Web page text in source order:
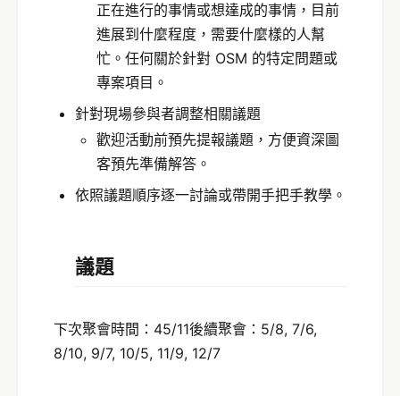
正在進行的事情或想達成的事情，目前
進展到什麼程度，需要什麼樣的人幫
忙。任何關於針對 OSM 的特定問題或
專案項目。
針對現場參與者調整相關議題
歡迎活動前預先提報議題，方便資深圖
客預先準備解答。
依照議題順序逐一討論或帶開手把手教學。
議題
下次聚會時間：45/11後續聚會：5/8, 7/6,
8/10, 9/7, 10/5, 11/9, 12/7